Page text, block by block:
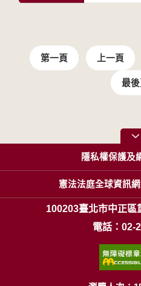
第一頁 上一頁
最後
隱私權保護及
憲法法庭全球資訊
100203臺北市中正區
電話：02-